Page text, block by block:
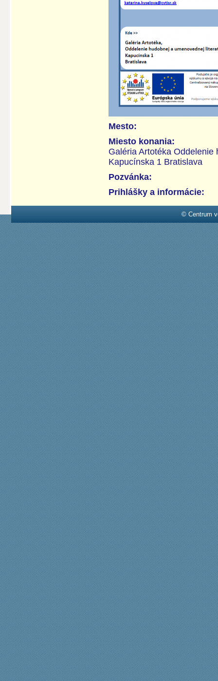
Mesto:
Miesto konania:
Galéria Artotéka
Kapucínska 1 Bratislava
Pozvánka:
Prihlášky a informácie:
© Centrum